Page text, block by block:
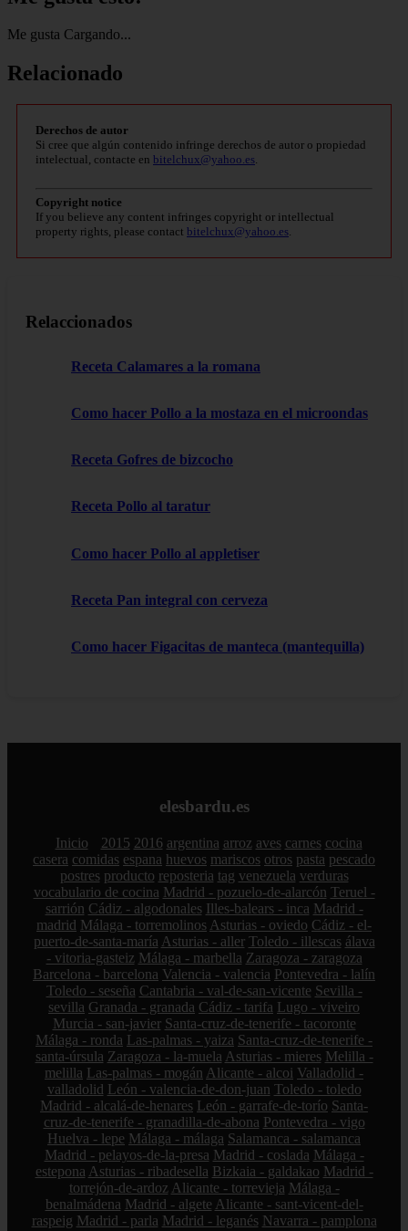
Me gusta Cargando...
Relacionado
Derechos de autor
Si cree que algún contenido infringe derechos de autor o propiedad
intelectual, contacte en bitelchux@yahoo.es.
Copyright notice
If you believe any content infringes copyright or intellectual
property rights, please contact bitelchux@yahoo.es.
Relaccionados
Receta Calamares a la romana
Como hacer Pollo a la mostaza en el microondas
Receta Gofres de bizcocho
Receta Pollo al taratur
Como hacer Pollo al appletiser
Receta Pan integral con cerveza
Como hacer Figacitas de manteca (mantequilla)
elesbardu.es
Inicio 2015 2016 argentina arroz aves carnes cocina
casera comidas espana huevos mariscos otros pasta pescado
postres producto reposteria tag venezuela verduras
vocabulario de cocina Madrid - pozuelo-de-alarcón Teruel -
sarrión Cádiz - algodonales Illes-balears - inca Madrid -
madrid Málaga - torremolinos Asturias - oviedo Cádiz - el-
puerto-de-santa-maría Asturias - aller Toledo - illescas álava
- vitoria-gasteiz Málaga - marbella Zaragoza - zaragoza
Barcelona - barcelona Valencia - valencia Pontevedra - lalín
Toledo - seseña Cantabria - val-de-san-vicente Sevilla -
sevilla Granada - granada Cádiz - tarifa Lugo - viveiro
Murcia - san-javier Santa-cruz-de-tenerife - tacoronte
Málaga - ronda Las-palmas - yaiza Santa-cruz-de-tenerife -
santa-úrsula Zaragoza - la-muela Asturias - mieres Melilla -
melilla Las-palmas - mogán Alicante - alcoi Valladolid -
valladolid León - valencia-de-don-juan Toledo - toledo
Madrid - alcalá-de-henares León - garrafe-de-torío Santa-
cruz-de-tenerife - granadilla-de-abona Pontevedra - vigo
Huelva - lepe Málaga - málaga Salamanca - salamanca
Madrid - pelayos-de-la-presa Madrid - coslada Málaga -
estepona Asturias - ribadesella Bizkaia - galdakao Madrid -
torrejón-de-ardoz Alicante - torrevieja Málaga -
benalmádena Madrid - algete Alicante - sant-vicent-del-
raspeig Madrid - parla Madrid - leganés Navarra - pamplona